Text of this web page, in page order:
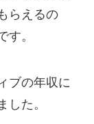
らえるの
す。
ブの年収に
した。